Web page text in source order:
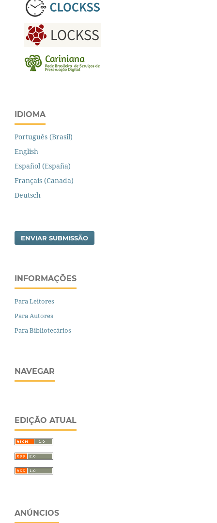
IDIOMA
Português (Brasil)
English
Español (España)
Français (Canada)
Deutsch
ENVIAR SUBMISSÃO
INFORMAÇÕES
Para Leitores
Para Autores
Para Bibliotecários
NAVEGAR
EDIÇÃO ATUAL
ANÚNCIOS